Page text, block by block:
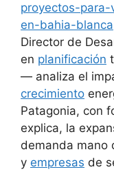
proyectos-
en-bahia-blanca
Director de
en planificación
— analiza el
crecimiento
Patagonia, con
explica, la
demanda mano
y empresas de